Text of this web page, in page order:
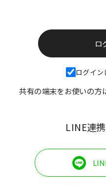
ログイン
共有の端末をお使いの方
LINE連